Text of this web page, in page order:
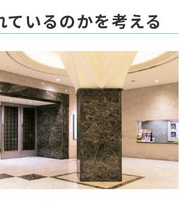
ているのかを考える